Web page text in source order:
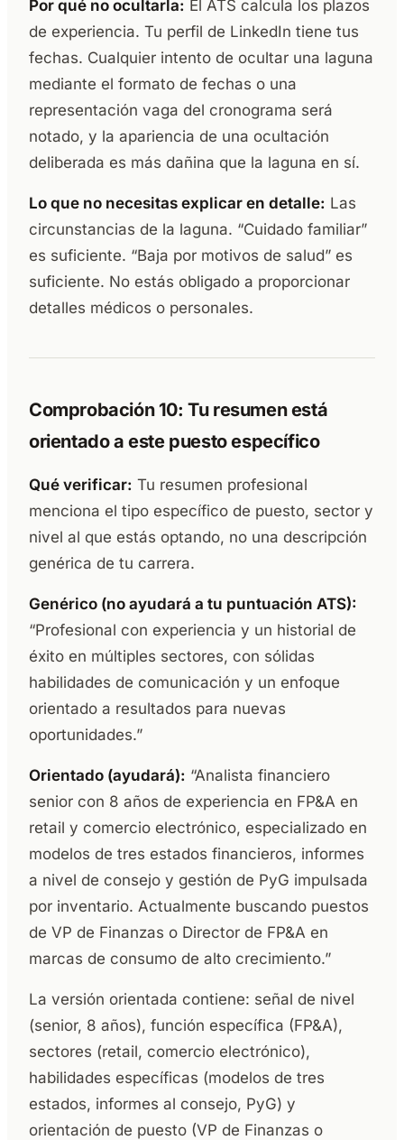
Por qué no ocultarla: El ATS calcula los plazos
de experiencia. Tu perfil de LinkedIn tiene tus
fechas. Cualquier intento de ocultar una laguna
mediante el formato de fechas o una
representación vaga del cronograma será
notado, y la apariencia de una ocultación
deliberada es más dañina que la laguna en sí.
Lo que no necesitas explicar en detalle: Las
circunstancias de la laguna. “Cuidado familiar”
es suficiente. “Baja por motivos de salud” es
suficiente. No estás obligado a proporcionar
detalles médicos o personales.
Comprobación 10: Tu resumen está
orientado a este puesto específico
Qué verificar: Tu resumen profesional
menciona el tipo específico de puesto, sector y
nivel al que estás optando, no una descripción
genérica de tu carrera.
Genérico (no ayudará a tu puntuación ATS):
“Profesional con experiencia y un historial de
éxito en múltiples sectores, con sólidas
habilidades de comunicación y un enfoque
orientado a resultados para nuevas
oportunidades.”
Orientado (ayudará): “Analista financiero
senior con 8 años de experiencia en FP&A en
retail y comercio electrónico, especializado en
modelos de tres estados financieros, informes
a nivel de consejo y gestión de PyG impulsada
por inventario. Actualmente buscando puestos
de VP de Finanzas o Director de FP&A en
marcas de consumo de alto crecimiento.”
La versión orientada contiene: señal de nivel
(senior, 8 años), función específica (FP&A),
sectores (retail, comercio electrónico),
habilidades específicas (modelos de tres
estados, informes al consejo, PyG) y
orientación de puesto (VP de Finanzas o